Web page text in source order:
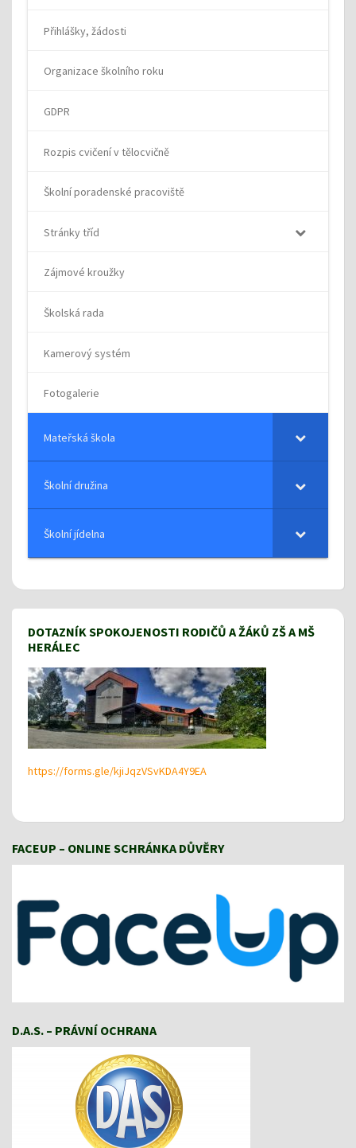
Přihlášky, žádosti
Organizace školního roku
GDPR
Rozpis cvičení v tělocvičně
Školní poradenské pracoviště
Stránky tříd
Zájmové kroužky
Školská rada
Kamerový systém
Fotogalerie
Mateřská škola
Školní družina
Školní jídelna
DOTAZNÍK SPOKOJENOSTI RODIČŮ A ŽÁKŮ ZŠ A MŠ
HERÁLEC
https://forms.gle/kjiJqzVSvKDA4Y9EA
FACEUP – ONLINE SCHRÁNKA DŮVĚRY
D.A.S. – PRÁVNÍ OCHRANA